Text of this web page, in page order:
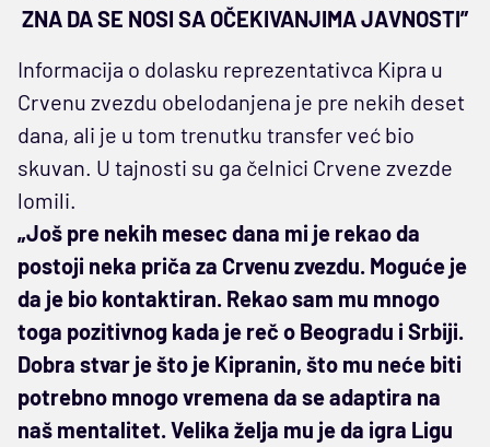
ZNA DA SE NOSI SA OČEKIVANJIMA JAVNOSTI”
Informacija o dolasku reprezentativca Kipra u
Crvenu zvezdu obelodanjena je pre nekih deset
dana, ali je u tom trenutku transfer već bio
skuvan. U tajnosti su ga čelnici Crvene zvezde
lomili.
„Još pre nekih mesec dana mi je rekao da
postoji neka priča za Crvenu zvezdu. Moguće je
da je bio kontaktiran. Rekao sam mu mnogo
toga pozitivnog kada je reč o Beogradu i Srbiji.
Dobra stvar je što je Kipranin, što mu neće biti
potrebno mnogo vremena da se adaptira na
naš mentalitet. Velika želja mu je da igra Ligu